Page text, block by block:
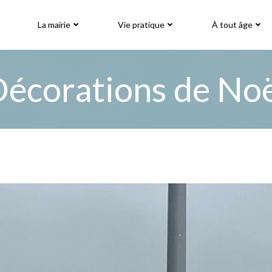
La mairie Vie pratique À tout âge
de